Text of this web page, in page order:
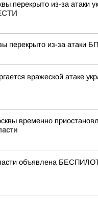
перекрыто из-за
перекрыто из-за атаки
вражеской атаке
временно
объявлена